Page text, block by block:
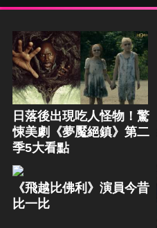
日落後出現吃人怪物！驚
悚美劇《夢魘絕鎮》第二
季5大看點
《飛越比佛利》演員今昔
比一比